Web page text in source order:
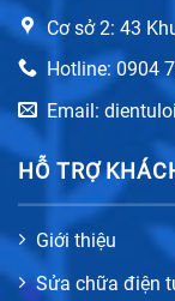
Cơ sở 2: 43
Hotline: 0904
Email:
HỖ TRỢ
Giới thiệu
Sửa chữa điện